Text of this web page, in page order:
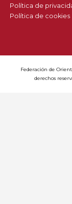
Política de
Política de cookies
Federación de
derechos